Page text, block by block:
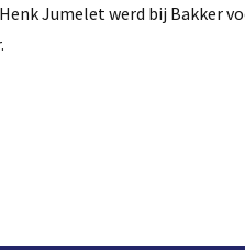
Jumelet werd bij Bakker